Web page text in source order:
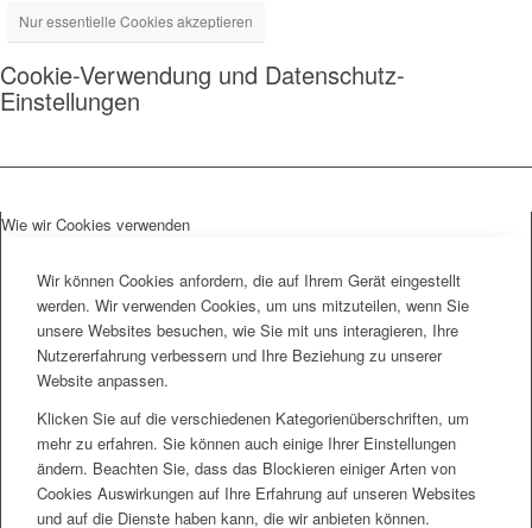
Nur essentielle Cookies akzeptieren
Cookie-Verwendung und Datenschutz-
Einstellungen
Wie wir Cookies verwenden
Wir können Cookies anfordern, die auf Ihrem Gerät eingestellt
werden. Wir verwenden Cookies, um uns mitzuteilen, wenn Sie
unsere Websites besuchen, wie Sie mit uns interagieren, Ihre
Nutzererfahrung verbessern und Ihre Beziehung zu unserer
Website anpassen.
Klicken Sie auf die verschiedenen Kategorienüberschriften, um
mehr zu erfahren. Sie können auch einige Ihrer Einstellungen
ändern. Beachten Sie, dass das Blockieren einiger Arten von
Cookies Auswirkungen auf Ihre Erfahrung auf unseren Websites
und auf die Dienste haben kann, die wir anbieten können.